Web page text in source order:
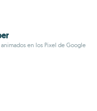
en los Pixel de Google